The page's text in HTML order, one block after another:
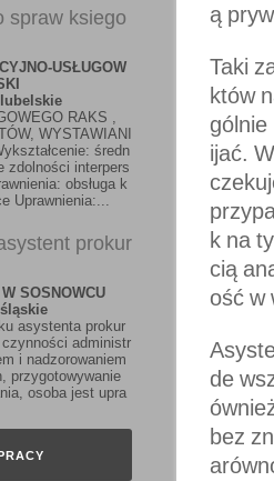
spraw ksiego
USŁUGOW
lubelskie
RAKS ,
WYSTAWIANI
średn
zdolności interpers
obsługa k
Uprawnienia:...
prokur
SOSNOWCU
śląskie
asystenta prokur
administr
i nadzorowaniem
przygotowywanie
osoba jest upra
ą
Taki
któw
gólnie
ijać.
k na
cią
ość w
de
bez